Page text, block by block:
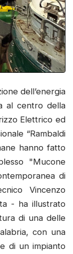
dell’energia
al centro della
Elettrico ed
“Rambaldi
hanno fatto
"Mucone
di
Vincenzo
- ha illustrato
di una delle
con una
di un impianto